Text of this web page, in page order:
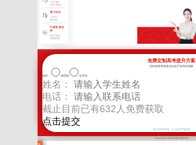
7天不满意
交多少退多少
签订协议
入学签订
辅导协议
不满意 换老
师
教学不满意
老师随时换
免费定制高考提升方案
您的选择将直接决定孩子高考的成败
选科： 物理组 化学组
姓名：
电话：
截止目前已有632人免费获取
新学高考郑重承诺，以上信息将严格保密
Copyright © 四川高考提分版权所有
学